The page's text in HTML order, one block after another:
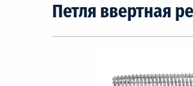
Петля ввертная